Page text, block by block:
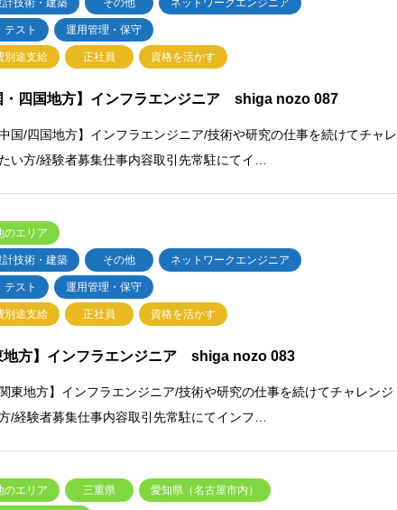
計技術・建築 その他 ネットワークエンジニア
テスト 運用管理・保守
別途支給 正社員 資格を活かす
・四国地方】インフラエンジニア shiga nozo 087
国/四国地方】インフラエンジニア/技術や研究の仕事を続けてチャレ
い方/経験者募集仕事内容取引先常駐にてイ…
のエリア
計技術・建築 その他 ネットワークエンジニア
テスト 運用管理・保守
別途支給 正社員 資格を活かす
地方】インフラエンジニア shiga nozo 083
東地方】インフラエンジニア/技術や研究の仕事を続けてチャレンジ
/経験者募集仕事内容取引先常駐にてインフ…
のエリア 三重県 愛知県（名古屋市内）